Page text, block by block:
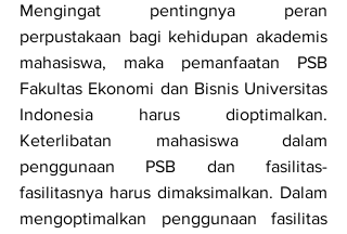
Mengingat pentingnya peran
perpustakaan bagi kehidupan akademis
mahasiswa, maka pemanfaatan PSB
Fakultas Ekonomi dan Bisnis Universitas
Indonesia harus dioptimalkan.
Keterlibatan mahasiswa dalam
penggunaan PSB dan fasilitas-
fasilitasnya harus dimaksimalkan. Dalam
mengoptimalkan penggunaan fasilitas